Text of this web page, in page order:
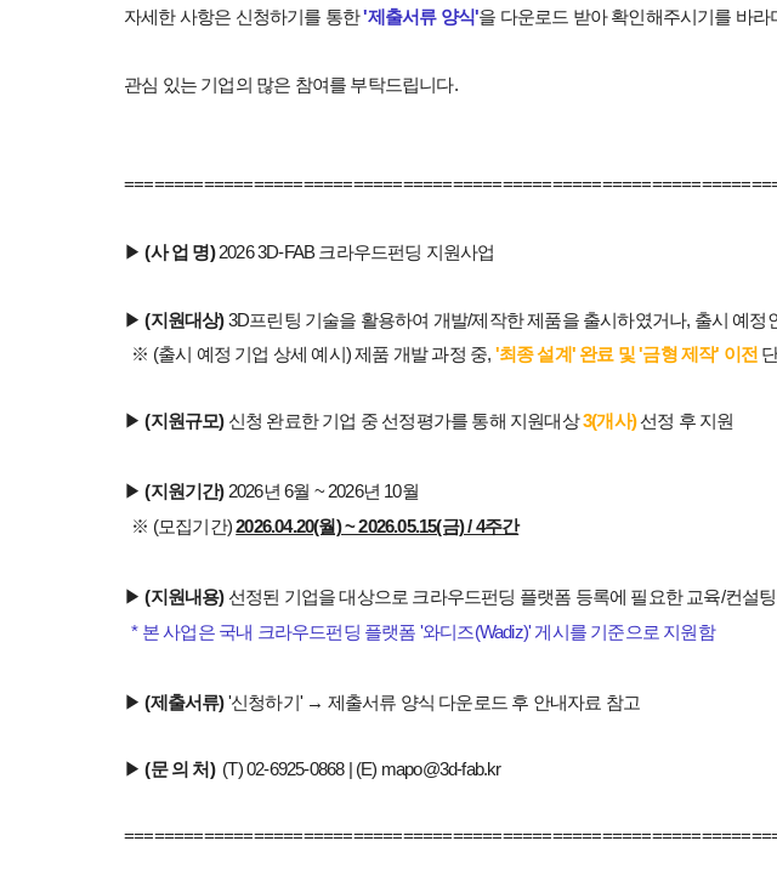
자세한 사항은 신청하기를 통한'제출서류 양식'을 다운로드 받아 확인해주시기를 바라
관심 있는 기업의 많은 참여를 부탁드립니다.
▶(사 업 명)2026 3D-FAB 크라우드펀딩 지원사업
▶(지원대상)3D프린팅 기술을 활용하여 개발/제작한 제품을 출시하였거나, 출시 예정
※ (출시 예정 기업 상세 예시) 제품 개발 과정 중, '최종 설계' 완료 및 '금형 제작' 이전
▶(지원규모) 신청 완료한 기업 중 선정평가를 통해 지원대상3(개사)선정 후 지원
▶(지원기간)2026년 6월 ~ 2026년 10월
※ (모집기간)2026.04.20(월) ~ 2026.05.15(금) / 4주간
▶ (지원내용)선정된 기업을 대상으로 크라우드펀딩 플랫폼 등록에 필요한 교육/컨설
* 본 사업은 국내 크라우드펀딩 플랫폼 '와디즈(Wadiz)' 게시를 기준으로 지원함
▶(제출서류)'신청하기' → 제출서류 양식 다운로드 후 안내자료 참고
▶(문 의 처) (T) 02-6925-0868 | (E) mapo@3d-fab.kr